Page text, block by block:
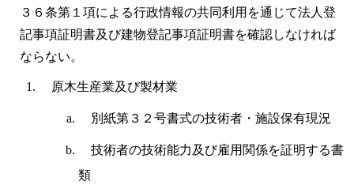
３６条第１項による行政情報の共同利用を通じて法人登
記事項証明書及び建物登記事項証明書を確認しなければ
ならない。
原木生産業及び製材業
別紙第３２号書式の技術者・施設保有現況
技術者の技術能力及び雇用関係を証明する書
類